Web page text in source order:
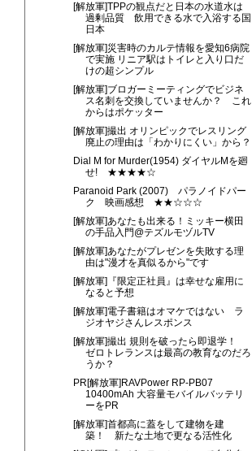
[解放軍]TPPの観点だと日本の水道水は
過剰品質 飲用できる水で入浴する国
日本
[解放軍]災害時のカルテ情報を愛知6病院
で実施 リニア駅はトイレと入り口だ
けの超シンプル
[解放軍]ブロガーミーティングでビジネ
ス名刺を交換していませんか？ これ
からはポケッター
[解放軍]撮出 オリンピックでレスリング
廃止の理由は「わかりにくい」から？
Dial M for Murder(1954) ダイヤルMを廻
せ! ★★★★☆
Paranoid Park (2007) パラノイドパー
ク 映画感想 ★★☆☆☆
[解放軍]あなたも出来る！ミッキー横田
の手品入門@テズルモヅルTV
[解放軍]あなたがプレゼンを失敗する理
由は"漫才を真似るから"です
[解放軍]『限定正社員』は幸せな雇用に
なると予想
[解放軍]電子書籍はオマケではない ラ
ジオヤジさんレスポンス
[解放軍]撮出 規則を破ったら即退学！
ゼロトレランスは最高の教育なのだろ
うか？
PR[解放軍]RAVPower RP-PB07
10400mAh 大容量モバイルバッテリ
ーをPR
[解放軍]首都高に蓋をして建物を建
築！ 新たな土地で更なる活性化